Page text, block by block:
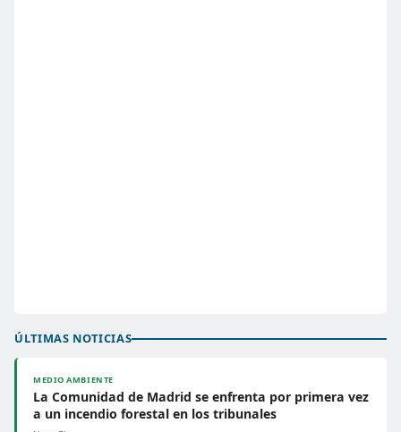
ÚLTIMAS NOTICIAS
MEDIO AMBIENTE
La Comunidad de Madrid se enfrenta por primera vez
a un incendio forestal en los tribunales